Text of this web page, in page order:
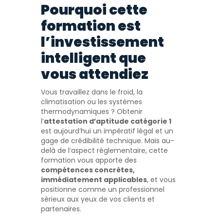
Pourquoi cette
formation est
l’investissement
intelligent que
vous attendiez
Vous travaillez dans le froid, la
climatisation ou les systèmes
thermodynamiques ? Obtenir
l’attestation d’aptitude catégorie 1
est aujourd’hui un impératif légal et un
gage de crédibilité technique. Mais au-
delà de l’aspect réglementaire, cette
formation vous apporte des
compétences concrètes,
immédiatement applicables, et vous
positionne comme un professionnel
sérieux aux yeux de vos clients et
partenaires.